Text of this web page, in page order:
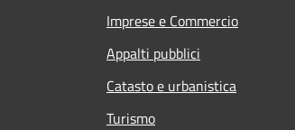
Imprese e Commercio
Appalti pubblici
Catasto e urbanistica
Turismo